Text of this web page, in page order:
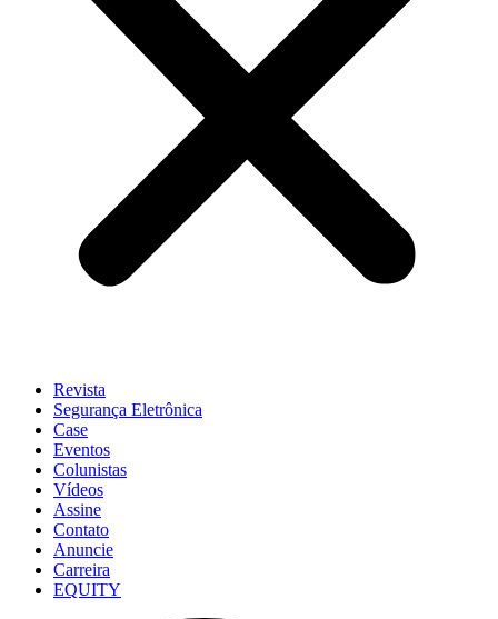
Revista
Segurança Eletrônica
Case
Eventos
Colunistas
Vídeos
Assine
Contato
Anuncie
Carreira
EQUITY